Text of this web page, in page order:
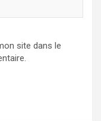
site dans le